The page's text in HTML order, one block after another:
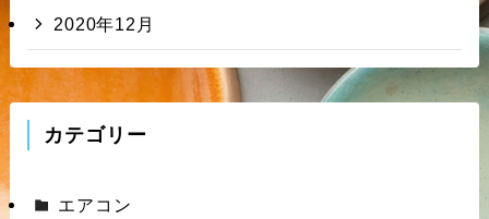
2020年12月
カテゴリー
エアコン